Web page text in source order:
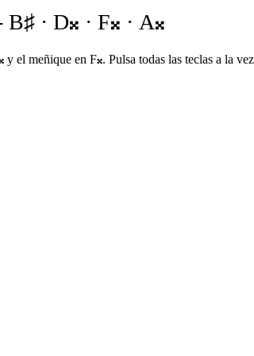
B♯ · D𝄪 · F𝄪 · A𝄪
meñique en F𝄪. Pulsa todas las teclas a la